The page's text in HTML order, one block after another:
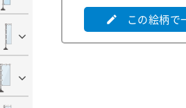
edit この絵柄で